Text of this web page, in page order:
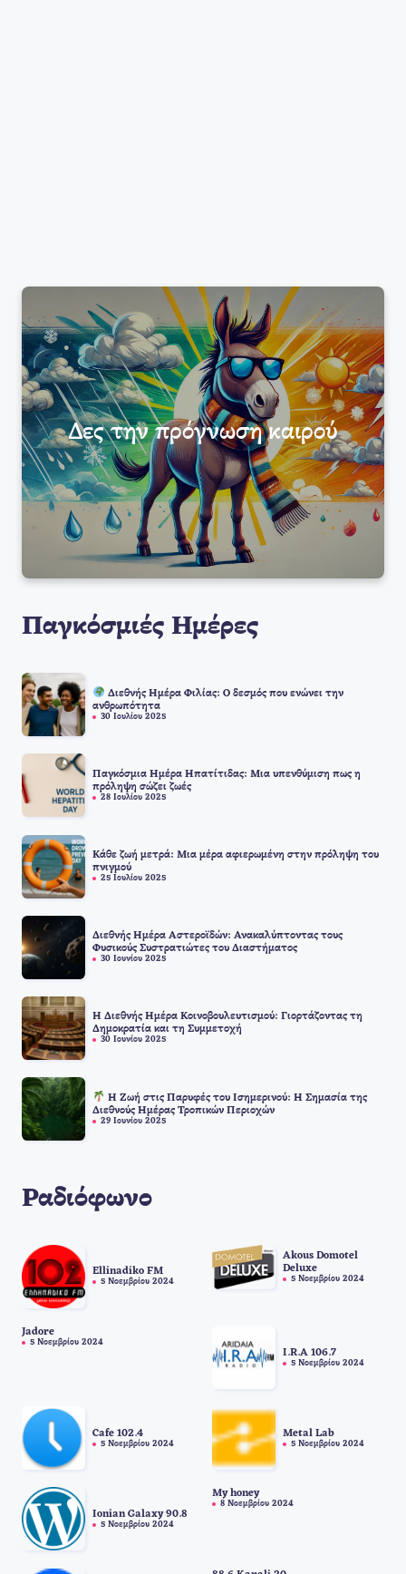
Δες την πρόγνωση καιρού
Παγκόσμιές Ημέρες
Διεθνής Ημέρα Φιλίας: Ο δεσμός που ενώνει την
ανθρωπότητα
30 Ιουλίου 2025
Παγκόσμια Ημέρα Ηπατίτιδας: Μια υπενθύμιση πως η
πρόληψη σώζει ζωές
28 Ιουλίου 2025
Κάθε ζωή μετρά: Μια μέρα αφιερωμένη στην πρόληψη του
πνιγμού
25 Ιουλίου 2025
Διεθνής Ημέρα Αστεροϊδών: Ανακαλύπτοντας τους
Φυσικούς Συστρατιώτες του Διαστήματος
30 Ιουνίου 2025
Η Διεθνής Ημέρα Κοινοβουλευτισμού: Γιορτάζοντας τη
Δημοκρατία και τη Συμμετοχή
30 Ιουνίου 2025
Η Ζωή στις Παρυφές του Ισημερινού: Η Σημασία της
Διεθνούς Ημέρας Τροπικών Περιοχών
29 Ιουνίου 2025
Ραδιόφωνο
Ellinadiko FM
5 Νοεμβρίου 2024
Akous Domotel
Deluxe
5 Νοεμβρίου 2024
Jadore
5 Νοεμβρίου 2024
I.R.A 106.7
5 Νοεμβρίου 2024
Cafe 102.4
5 Νοεμβρίου 2024
Metal Lab
5 Νοεμβρίου 2024
Ionian Galaxy 90.8
5 Νοεμβρίου 2024
My honey
8 Νοεμβρίου 2024